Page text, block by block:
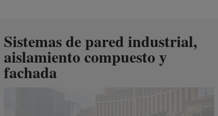
Sistemas de pared industrial,
aislamiento compuesto y
fachada